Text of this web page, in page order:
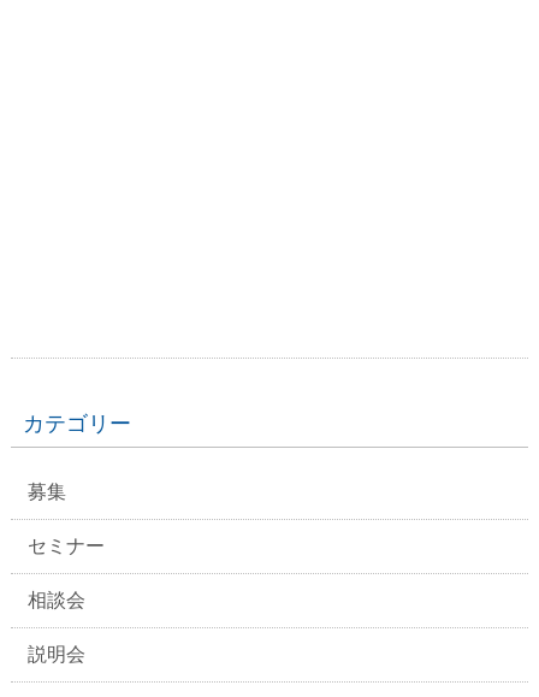
カテゴリー
募集
セミナー
相談会
説明会